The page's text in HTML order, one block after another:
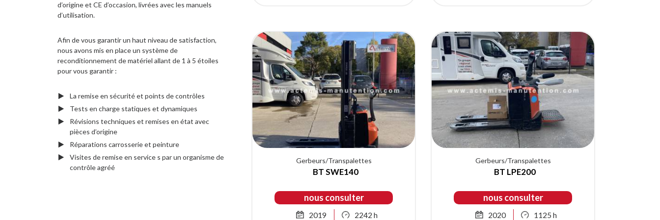
d’origine et CE d’occasion, livrées avec les manuels
d’utilisation.
Afin de vous garantir un haut niveau de satisfaction,
nous avons mis en place un système de
reconditionnement de matériel allant de 1 à 5 étoiles
pour vous garantir :
La remise en sécurité et points de contrôles
Tests en charge statiques et dynamiques
Révisions techniques et remises en état avec
pièces d’origine
Réparations carrosserie et peinture
Visites de remise en service s par un organisme de
contrôle agréé
Gerbeurs/Transpalettes
BT SWE140
nous consulter
2019 2242 h
Gerbeurs/Transpalettes
BT LPE200
nous consulter
2020 1125 h